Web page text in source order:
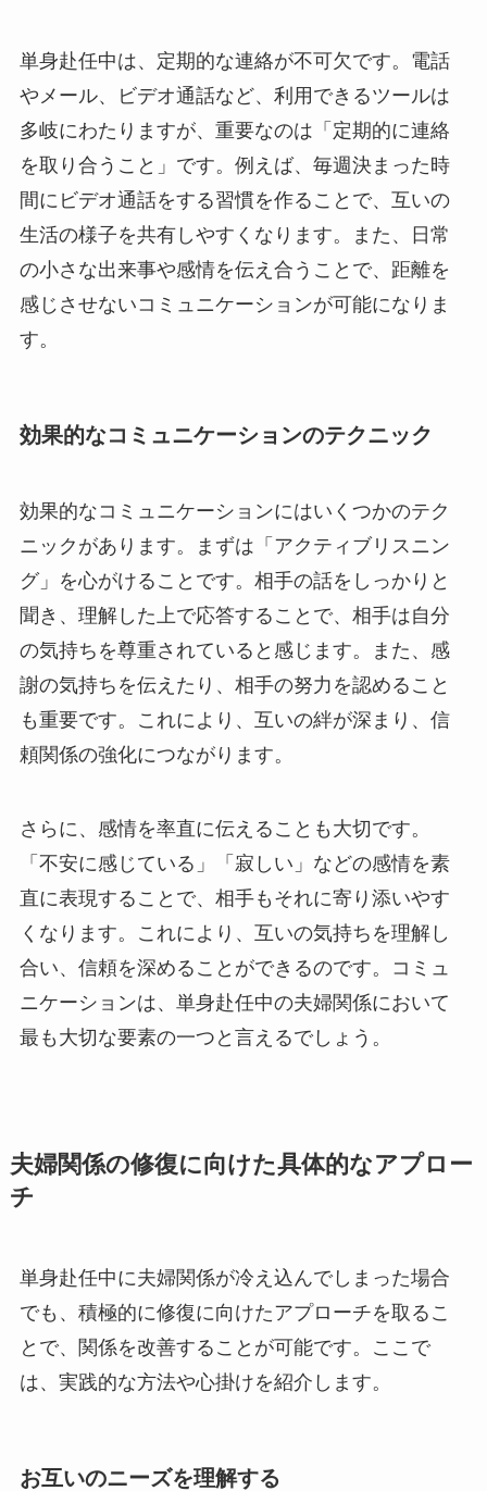
単身赴任中は、定期的な連絡が不可欠です。電話
やメール、ビデオ通話など、利用できるツールは
多岐にわたりますが、重要なのは「定期的に連絡
を取り合うこと」です。例えば、毎週決まった時
間にビデオ通話をする習慣を作ることで、互いの
生活の様子を共有しやすくなります。また、日常
の小さな出来事や感情を伝え合うことで、距離を
感じさせないコミュニケーションが可能になりま
す。
効果的なコミュニケーションのテクニック
効果的なコミュニケーションにはいくつかのテク
ニックがあります。まずは「アクティブリスニン
グ」を心がけることです。相手の話をしっかりと
聞き、理解した上で応答することで、相手は自分
の気持ちを尊重されていると感じます。また、感
謝の気持ちを伝えたり、相手の努力を認めること
も重要です。これにより、互いの絆が深まり、信
頼関係の強化につながります。
さらに、感情を率直に伝えることも大切です。
「不安に感じている」「寂しい」などの感情を素
直に表現することで、相手もそれに寄り添いやす
くなります。これにより、互いの気持ちを理解し
合い、信頼を深めることができるのです。コミュ
ニケーションは、単身赴任中の夫婦関係において
最も大切な要素の一つと言えるでしょう。
夫婦関係の修復に向けた具体的なアプロー
チ
単身赴任中に夫婦関係が冷え込んでしまった場合
でも、積極的に修復に向けたアプローチを取るこ
とで、関係を改善することが可能です。ここで
は、実践的な方法や心掛けを紹介します。
お互いのニーズを理解する